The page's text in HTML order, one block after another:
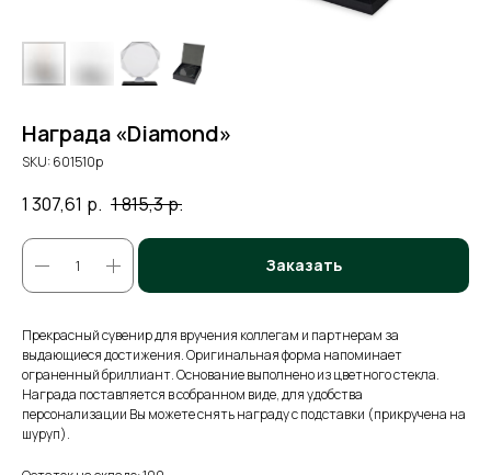
Награда «Diamond»
SKU:601510p
1 307,61 р. 1 815,3р.
Заказать
Прекрасный сувенир для вручения коллегам и партнерам за
выдающиеся достижения. Оригинальная форма напоминает
ограненный бриллиант. Основание выполнено из цветного стекла.
Награда поставляется в собранном виде, для удобства
персонализации Вы можете снять награду с подставки (прикручена на
шуруп).